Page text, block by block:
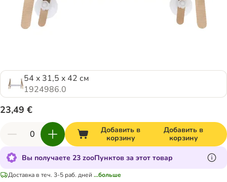
54 x 31,5 x 42 см
1924986.0
23,49 €
Добавить в
корзину
Добавить в
корзину
Вы получаете 23 zooПунктов за этот товар
Доставка в теч. 3-5 раб. дней ...больше